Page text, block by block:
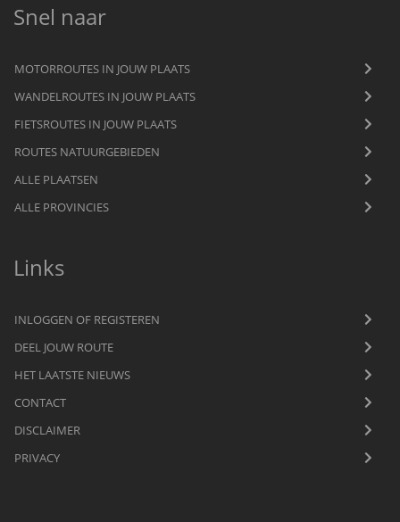
Snel naar
MOTORROUTES IN JOUW PLAATS
WANDELROUTES IN JOUW PLAATS
FIETSROUTES IN JOUW PLAATS
ROUTES NATUURGEBIEDEN
ALLE PLAATSEN
ALLE PROVINCIES
Links
INLOGGEN OF REGISTEREN
DEEL JOUW ROUTE
HET LAATSTE NIEUWS
CONTACT
DISCLAIMER
PRIVACY